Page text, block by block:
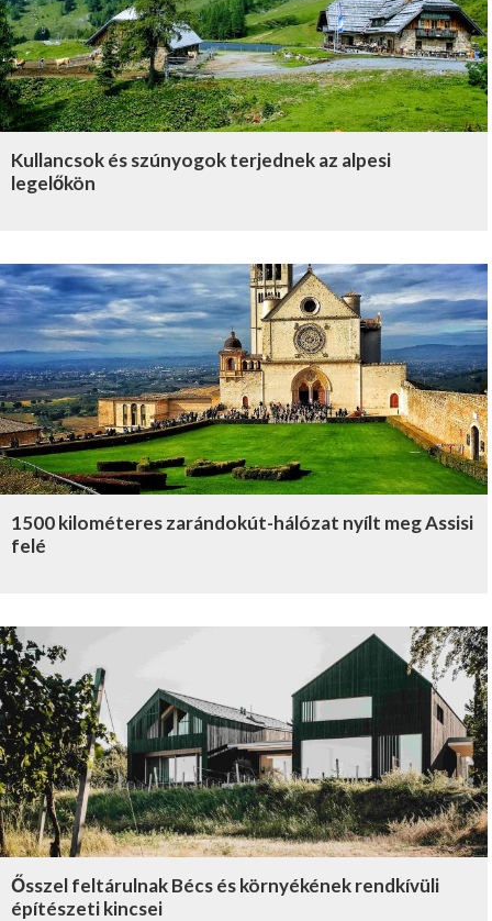
Kullancsok és szúnyogok terjednek az alpesi
legelőkön
1500 kilométeres zarándokút-hálózat nyílt meg Assisi
felé
Ősszel feltárulnak Bécs és környékének rendkívüli
építészeti kincsei